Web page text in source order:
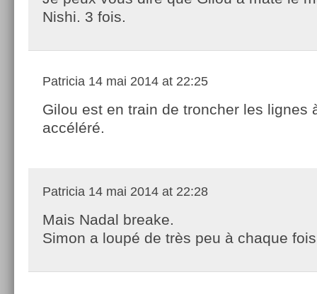
Nishi. 3 fois.
Patricia 14 mai 2014 at 22:25
Gilou est en train de troncher les lignes
accéléré.
Patricia 14 mai 2014 at 22:28
Mais Nadal breake.
Simon a loupé de très peu à chaque